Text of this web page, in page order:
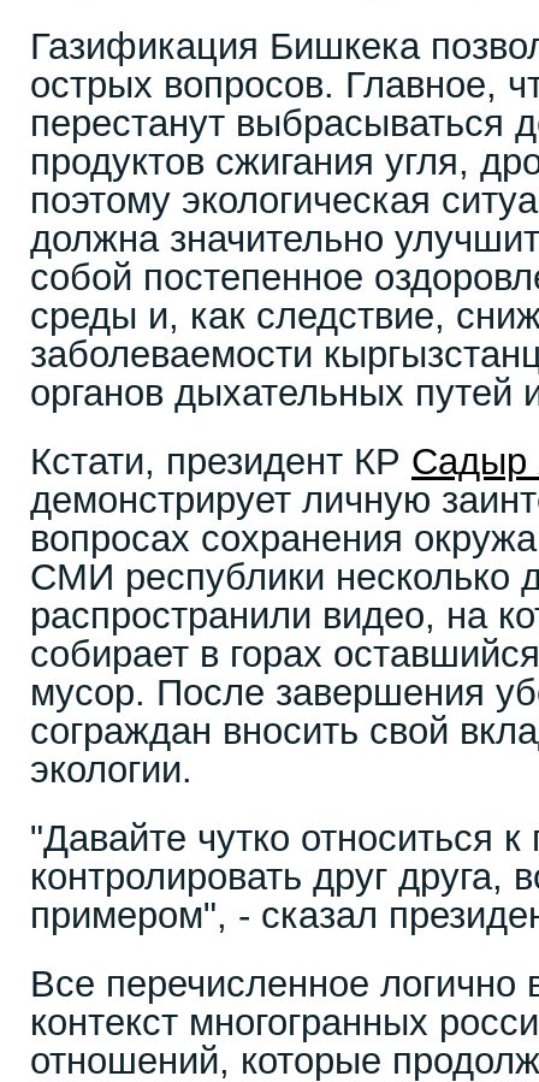
Газификация Бишкека
острых вопросов. Главное,
перестанут выбрасываться
продуктов сжигания угля,
поэтому экологическая
должна значительно
собой постепенное
среды и, как следствие,
заболеваемости
органов дыхательных путей
Кстати, президент КР Садыр
демонстрирует личную
вопросах сохранения
СМИ республики несколько
распространили видео, на
собирает в горах
мусор. После завершения
сограждан вносить свой
экологии.
"Давайте чутко относиться к
контролировать друг друга,
примером", - сказал
Все перечисленное
контекст многогранных
отношений, которые